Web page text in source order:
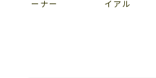
ーナー
イアル